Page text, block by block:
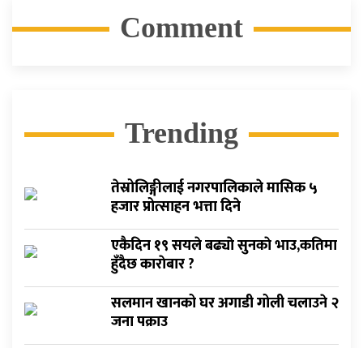
Comment
Trending
तेस्रोलिङ्गीलाई नगरपालिकाले मासिक ५
हजार प्रोत्साहन भत्ता दिने
एकैदिन १९ सयले बढ्याे सुनकाे भाउ,कतिमा
हुँदैछ काराेबार ?
सलमान खानको घर अगाडी गोली चलाउने २
जना पक्राउ